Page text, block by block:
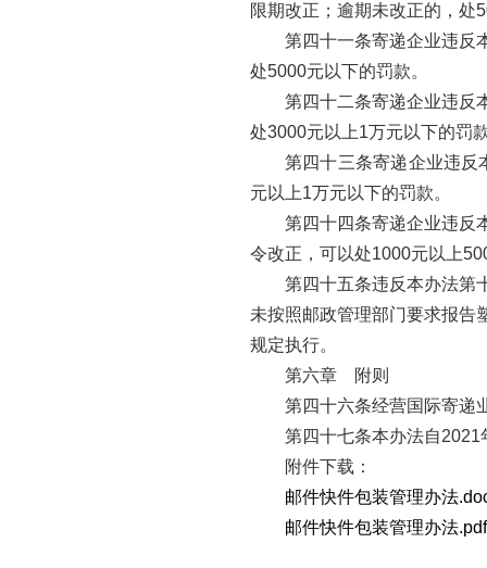
限期改正；逾期未改正的，处
第四十一条寄递企业违反
处5000元以下的罚款。
第四十二条寄递企业违反
处3000元以上1万元以下的罚
第四十三条寄递企业违反
元以上1万元以下的罚款。
第四十四条寄递企业违反
令改正，可以处1000元以上
第四十五条违反本办法第
未按照邮政管理部门要求报告
规定执行。
第六章 附则
第四十六条经营国际寄递
第四十七条本办法自2021
附件下载：
邮件快件包装管理办法
邮件快件包装管理办法.pdf